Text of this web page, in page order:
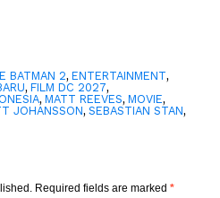
BATMAN 2, ENTERTAINMENT,
, FILM DC 2027,
, MATT REEVES, MOVIE,
JOHANSSON, SEBASTIAN STAN,
Required fields are marked *